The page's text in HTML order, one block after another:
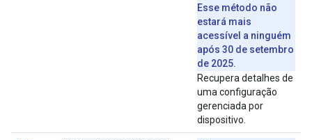
Esse método não
estará mais
acessível a ninguém
após 30 de setembro
de 2025.
Recupera detalhes de
uma configuração
gerenciada por
dispositivo.